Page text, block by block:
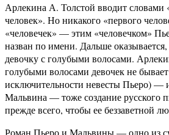
Арлекина А. Толстой вводит словами
человек». Но никакого «первого
«человечек» — этим «человечком»
назван по имени. Дальше
девочку с голубыми волосами.
голубыми волосами девочек не
исключительности невесты Пьеро) —
Мальвина — тоже создание русского
прежде всего, чтобы ее беззаветной